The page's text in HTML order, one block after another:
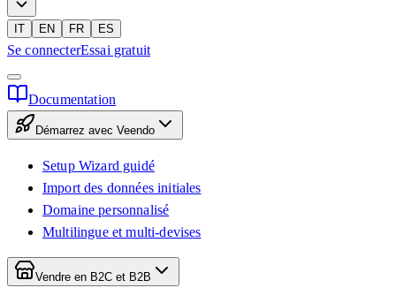
IT EN FR ES
Se connecterEssai gratuit
Documentation
Démarrez avec Veendo
Setup Wizard guidé
Import des données initiales
Domaine personnalisé
Multilingue et multi-devises
Vendre en B2C et B2B